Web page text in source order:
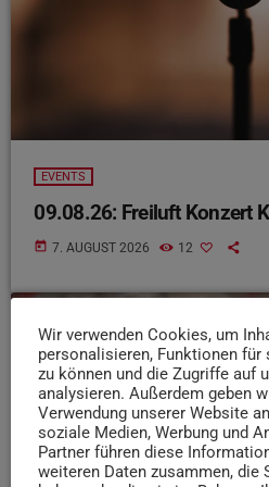
EVENTS
09.08.26: Freiluft Konzert
today 7. AUGUST 2026 12
Wir verwenden Cookies, um
personalisieren, Funktionen
zu können und die Zugriffe auf
analysieren. Außerdem geben
Verwendung unserer Website
soziale Medien, Werbung und
Partner führen diese
weiteren Daten zusammen, die